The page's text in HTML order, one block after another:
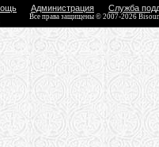
Администрация Служба
Все права защищены © 2007-2026